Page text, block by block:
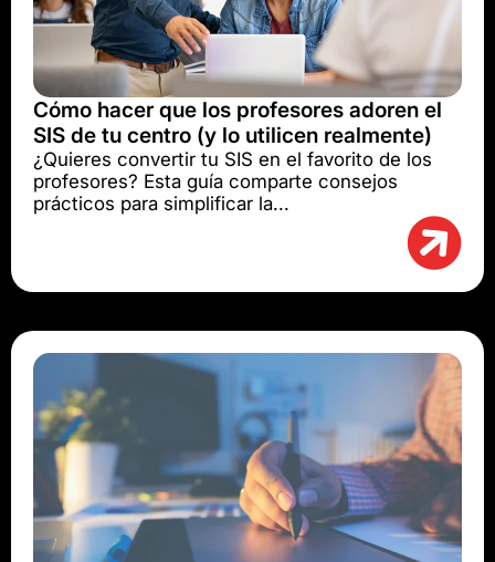
Cómo hacer que los profesores adoren el
SIS de tu centro (y lo utilicen realmente)
¿Quieres convertir tu SIS en el favorito de los
profesores? Esta guía comparte consejos
prácticos para simplificar la...